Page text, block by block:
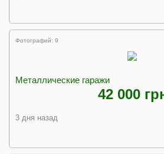
Фотографий: 9
Металлические гаражи
42 000
3 дня назад